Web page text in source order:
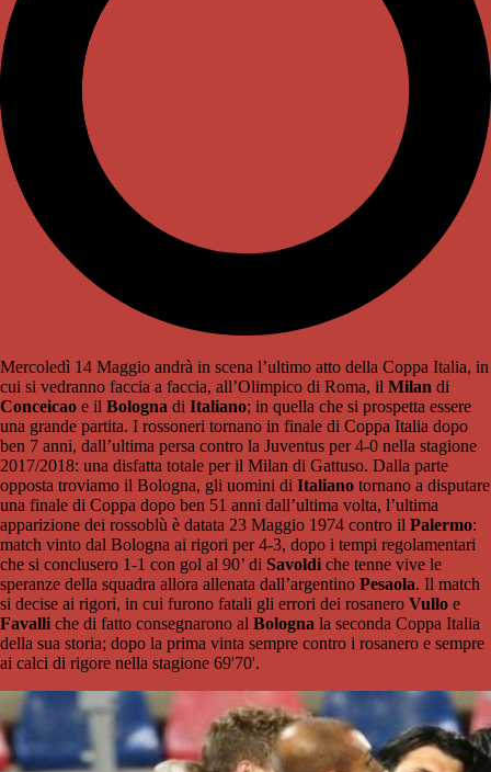
Mercoledì 14 Maggio andrà in scena l’ultimo atto della Coppa Italia, in
cui si vedranno faccia a faccia, all’Olimpico di Roma, il Milan di
Conceicao e il Bologna di Italiano; in quella che si prospetta essere
una grande partita. I rossoneri tornano in finale di Coppa Italia dopo
ben 7 anni, dall’ultima persa contro la Juventus per 4-0 nella stagione
2017/2018: una disfatta totale per il Milan di Gattuso. Dalla parte
opposta troviamo il Bologna, gli uomini di Italiano tornano a disputare
una finale di Coppa dopo ben 51 anni dall’ultima volta, l’ultima
apparizione dei rossoblù è datata 23 Maggio 1974 contro il Palermo:
match vinto dal Bologna ai rigori per 4-3, dopo i tempi regolamentari
che si conclusero 1-1 con gol al 90’ di Savoldi che tenne vive le
speranze della squadra allora allenata dall’argentino Pesaola. Il match
si decise ai rigori, in cui furono fatali gli errori dei rosanero Vullo e
Favalli che di fatto consegnarono al Bologna la seconda Coppa Italia
della sua storia; dopo la prima vinta sempre contro i rosanero e sempre
ai calci di rigore nella stagione 69'70'.